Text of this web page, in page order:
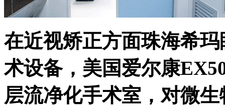
在近视矫正方面珠海希
术设备，美国爱尔康
层流净化手术室，对微